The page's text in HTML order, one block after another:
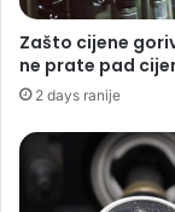
Zašto cijene
ne prate pad
2 days ranije